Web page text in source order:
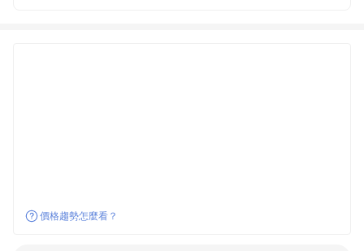
價格趨勢怎麼看？